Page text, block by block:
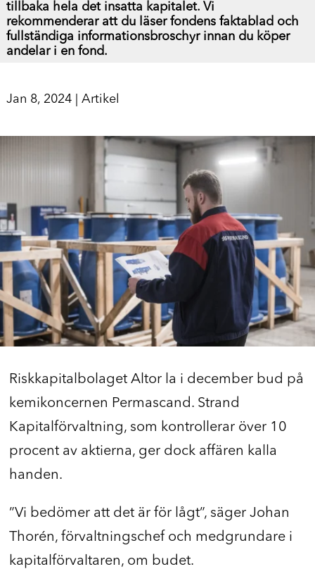
tillbaka hela det insatta kapitalet. Vi
rekommenderar att du läser fondens faktablad och
fullständiga informationsbroschyr innan du köper
andelar i en fond.
Jan 8, 2024| Artikel
Riskkapitalbolaget Altor la i december bud på
kemikoncernen Permascand. Strand
Kapitalförvaltning, som kontrollerar över 10
procent av aktierna, ger dock affären kalla
handen.
”Vi bedömer att det är för lågt”, säger Johan
Thorén, förvaltningschef och medgrundare i
kapitalförvaltaren, om budet.